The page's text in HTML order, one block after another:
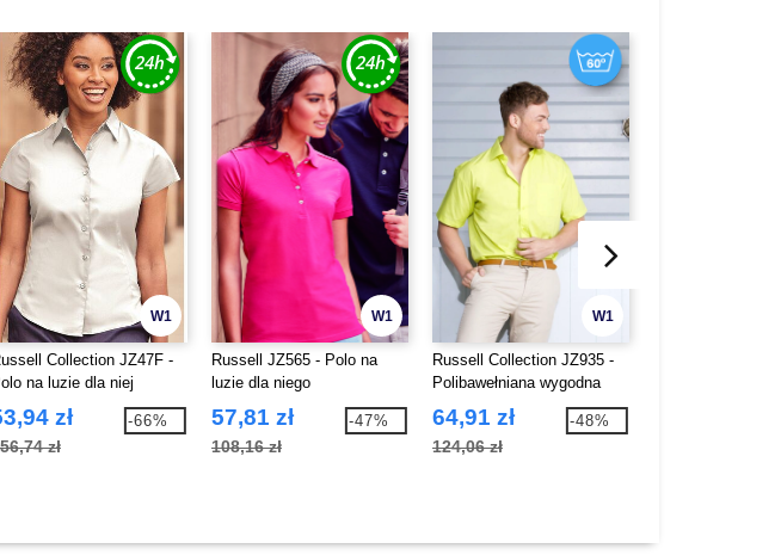
W1
Collection JZ47F -
na luzie dla niej
zł
zł
-66%
W1
Russell JZ565 - Polo na
luzie dla niego
57,81 zł
108,16 zł
-47%
W1
Russell Collection JZ935 -
Polibawełniana wygodna
koszula z krótkim rękawem
64,91 zł
124,06 zł
-48%